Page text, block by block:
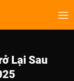
Lại Sau